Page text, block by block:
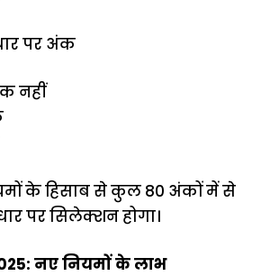
पर अंक
नहीं
के हिसाब से कुल 80 अंकों में से
पर सिलेक्शन होगा।
नए नियमों के लाभ